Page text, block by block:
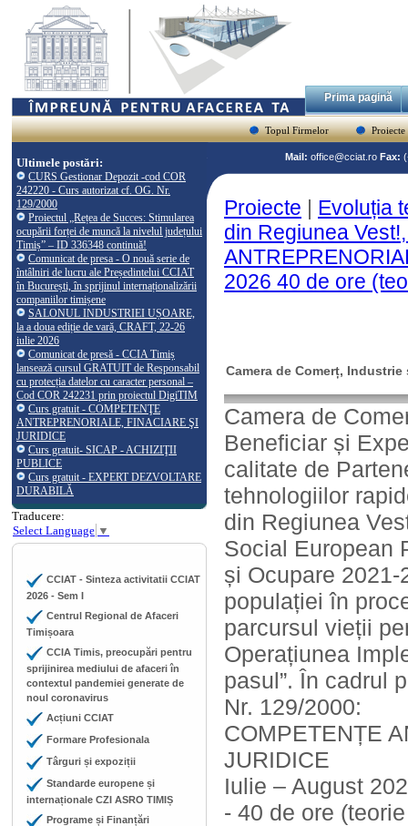
Prima pagină
Topul Firmelor Proiecte
Ultimele postări:
CURS Gestionar Depozit -cod COR
242220 - Curs autorizat cf. OG. Nr.
129/2000
Proiectul „Rețea de Succes: Stimularea
ocupării forței de muncă la nivelul județului
Timiș” – ID 336348 continuă!
Comunicat de presa - O nouă serie de
întâlniri de lucru ale Președintelui CCIAT
în București, în sprijinul internaționalizării
companiilor timișene
SALONUL INDUSTRIEI UȘOARE,
la a doua ediție de vară, CRAFT, 22-26
iulie 2026
Comunicat de presă - CCIA Timiș
lansează cursul GRATUIT de Responsabil
cu protecția datelor cu caracter personal –
Cod COR 242231 prin proiectul DigiTIM
Curs gratuit - COMPETENŢE
ANTREPRENORIALE, FINACIARE ŞI
JURIDICE
Curs gratuit- SICAP - ACHIZIŢII
PUBLICE
Curs gratuit - EXPERT DEZVOLTARE
DURABILĂ
Traducere:
Select Language ▼
CCIAT - Sinteza activitatii CCIAT
2026 - Sem I
Centrul Regional de Afaceri
Timișoara
CCIA Timis, preocupări pentru
sprijinirea mediului de afaceri în
contextul pandemiei generate de
noul coronavirus
Acțiuni CCIAT
Formare Profesionala
Târguri și expoziții
Standarde europene și
internaționale CZI ASRO TIMIȘ
Programe și Finanțări
Mail: office@cciat.ro Fax:
Proiecte | Evoluția
din Regiunea
2026 40 de ore
Camera de Comerț,
Camera de
Beneficiar și
calitate de
tehnologiilor
din Regiunea
Social European
și Ocupare
populației în
parcursul vieții
Operațiunea
pasul”. În cadrul
Nr. 129/2000:
COMPETENȚE
JURIDICE
Iulie – August
- 40 de ore